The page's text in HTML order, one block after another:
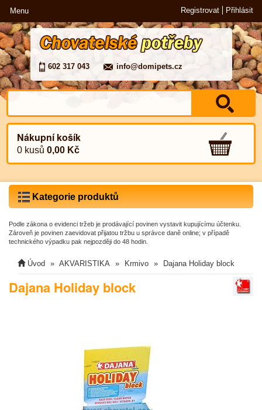
Menu Registrovat Přihlásit
602 317 043 info@domipets.cz
Nákupní košík
0 kusů0,00 Kč
Kategorie produktů
Podle zákona o evidenci tržeb je prodávající povinen vystavit kupujícímu účtenku.
Zároveň je povinen zaevidovat přijatou tržbu u správce daně online; v případě
technického výpadku pak nejpozději do 48 hodin.
Úvod AKVARISTIKA Krmivo Dajana Holiday block
Dajana Holiday block